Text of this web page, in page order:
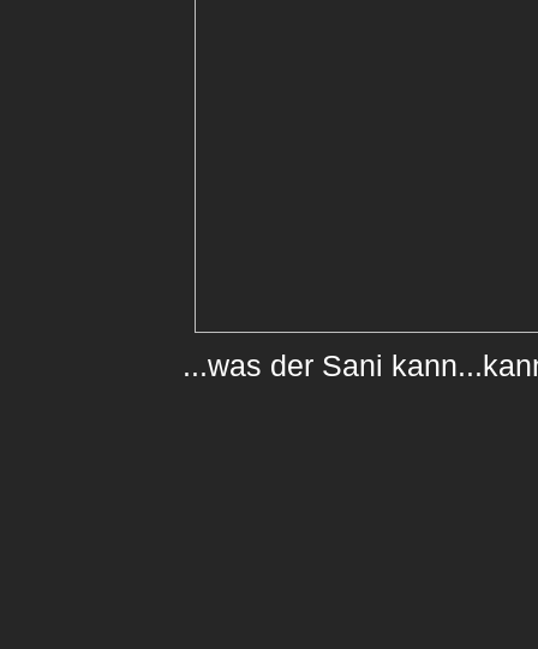
...was der Sani